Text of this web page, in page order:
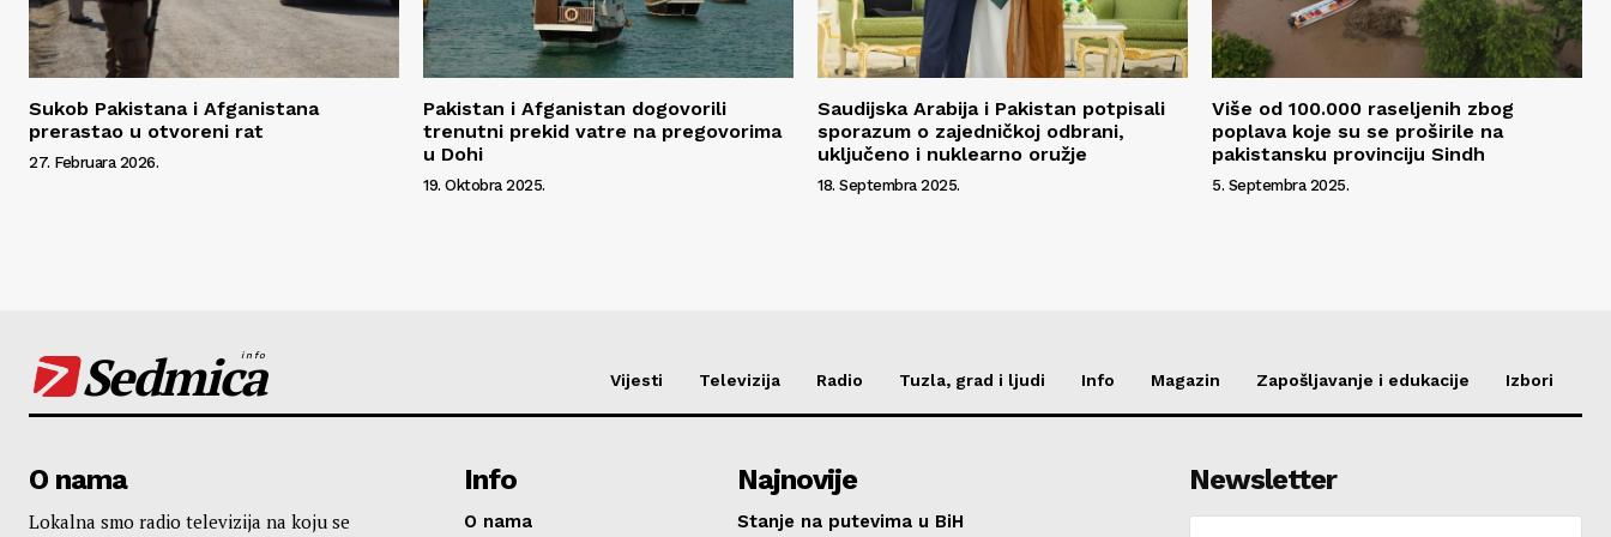
Sukob Pakistana i Afganistana
prerastao u otvoreni rat
27. Februara 2026.
Pakistan i Afganistan dogovorili
trenutni prekid vatre na pregovorima
u Dohi
19. Oktobra 2025.
Saudijska Arabija i Pakistan potpisali
sporazum o zajedničkoj odbrani,
uključeno i nuklearno oružje
18. Septembra 2025.
Više od 100.000 raseljenih zbog
poplava koje su se proširile na
pakistansku provinciju Sindh
5. Septembra 2025.
Sedmica
info
Vijesti Televizija Radio Tuzla, grad i ljudi Info Magazin Zapošljavanje i edukacije Izbori
O nama
Lokalna smo radio televizija na koju se
Info
O nama
Najnovije
Stanje na putevima u BiH
Newsletter